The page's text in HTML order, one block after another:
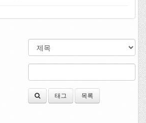
태그 목록